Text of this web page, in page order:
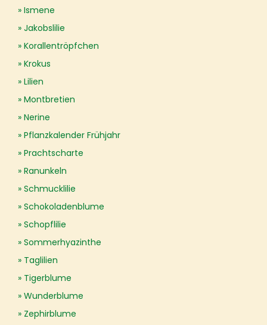
Ismene
Jakobslilie
Korallentröpfchen
Krokus
Lilien
Montbretien
Nerine
Pflanzkalender Frühjahr
Prachtscharte
Ranunkeln
Schmucklilie
Schokoladenblume
Schopflilie
Sommerhyazinthe
Taglilien
Tigerblume
Wunderblume
Zephirblume